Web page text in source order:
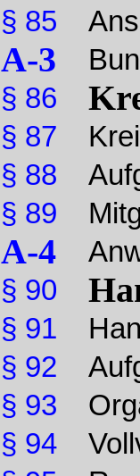
§ 85
A-3
§ 86
§ 87
§ 88
§ 89
A-4
§ 90
§ 91
§ 92
§ 93
§ 94